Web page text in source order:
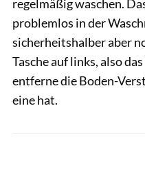
regelmäßig waschen.
problemlos in der
sicherheitshalber aber
Tasche auf links, also
entferne die Boden-
eine hat.